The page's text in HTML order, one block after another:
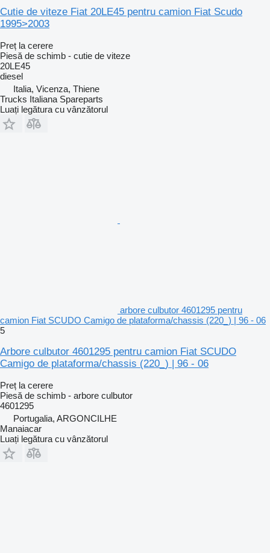
Cutie de viteze Fiat 20LE45 pentru camion Fiat Scudo
1995>2003
Preț la cerere
Piesă de schimb - cutie de viteze
20LE45
diesel
Italia, Vicenza, Thiene
Trucks Italiana Spareparts
Luați legătura cu vânzătorul
arbore culbutor 4601295 pentru
camion Fiat SCUDO Camigo de plataforma/chassis (220_) | 96 - 06
5
Arbore culbutor 4601295 pentru camion Fiat SCUDO
Camigo de plataforma/chassis (220_) | 96 - 06
Preț la cerere
Piesă de schimb - arbore culbutor
4601295
Portugalia, ARGONCILHE
Manaiacar
Luați legătura cu vânzătorul